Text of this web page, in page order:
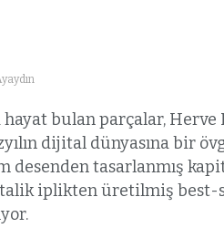
bulan parçalar,
dijital dünyasına bir
desenden tasarlanmış
iplikten üretilmiş best-